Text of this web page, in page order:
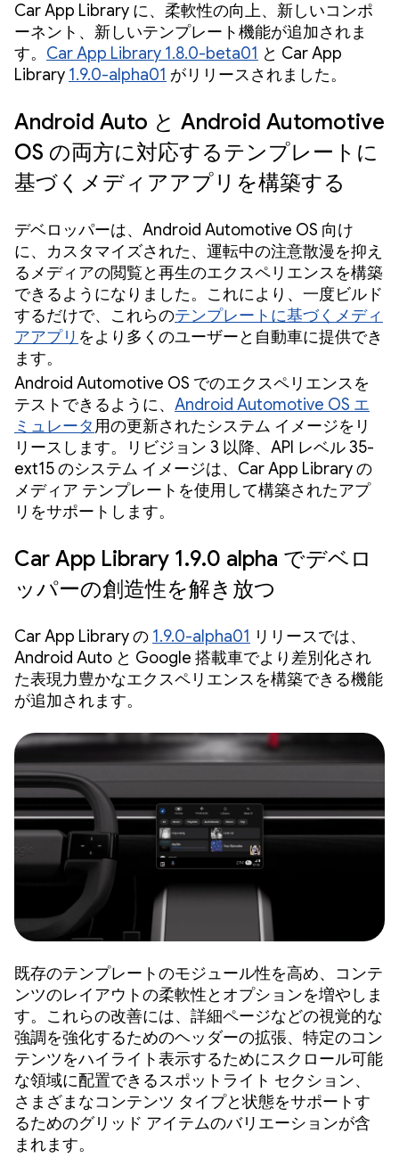
Car App Library に、柔軟性の向上、新しいコンポ
ーネント、新しいテンプレート機能が追加されま
す。 Car App Library 1.8.0-beta01 と Car App
Library 1.9.0-alpha01 がリリースされました。
Android Auto と Android Automotive
OS の両方に対応するテンプレートに
基づくメディアアプリを構築する
デベロッパーは、Android Automotive OS 向け
に、カスタマイズされた、運転中の注意散漫を抑え
るメディアの閲覧と再生のエクスペリエンスを構築
できるようになりました。これにより、一度ビルド
するだけで、これらのテンプレートに基づくメディ
アアプリ をより多くのユーザーと自動車に提供でき
ます。
Android Automotive OS でのエクスペリエンスを
テストできるように、 Android Automotive OS エ
ミュレータ用の更新されたシステム イメージをリ
リースします。リビジョン 3 以降、API レベル 35-
ext15 のシステム イメージは、Car App Library の
メディア テンプレートを使用して構築されたアプ
リをサポートします。
Car App Library 1.9.0 alpha でデベロ
ッパーの創造性を解き放つ
Car App Library の 1.9.0-alpha01 リリースでは、
Android Auto と Google 搭載車でより差別化され
た表現力豊かなエクスペリエンスを構築できる機能
が追加されます。
既存のテンプレートのモジュール性を高め、コンテ
ンツのレイアウトの柔軟性とオプションを増やしま
す。これらの改善には、詳細ページなどの視覚的な
強調を強化するためのヘッダーの拡張、特定のコン
テンツをハイライト表示するためにスクロール可能
な領域に配置できるスポットライト セクション、
さまざまなコンテンツ タイプと状態をサポートす
るためのグリッド アイテムのバリエーションが含
まれます。